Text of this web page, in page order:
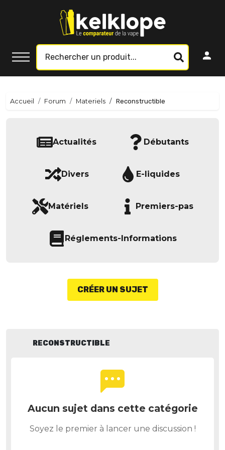
Accueil Forum Materiels Reconstructible
Actualités Débutants
Divers E-liquides
Matériels Premiers-pas
Réglements-Informations
CRÉER UN SUJET
RECONSTRUCTIBLE
Aucun sujet dans cette catégorie
Soyez le premier à lancer une discussion !